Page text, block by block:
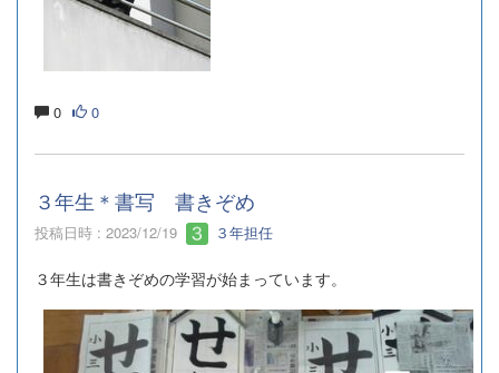
0 0
３年生＊書写 書きぞめ
投稿日時 : 2023/12/19 ３年担任
３年生は書きぞめの学習が始まっています。